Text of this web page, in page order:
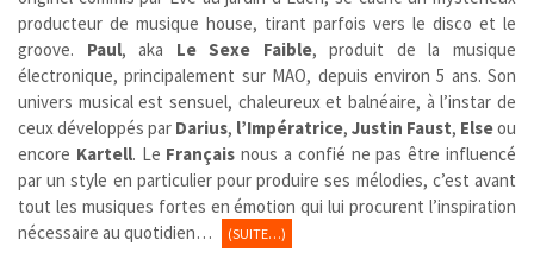
producteur de musique house, tirant parfois vers le disco et le
groove. Paul, aka Le Sexe Faible, produit de la musique
électronique, principalement sur MAO, depuis environ 5 ans. Son
univers musical est sensuel, chaleureux et balnéaire, à l’instar de
ceux développés par Darius, l’Impératrice, Justin Faust, Elseou
encore Kartell. Le Français nous a confié ne pas être influencé
par un style en particulier pour produire ses mélodies, c’est avant
tout les musiques fortes en émotion qui lui procurent l’inspiration
nécessaire au quotidien…
(SUITE…)